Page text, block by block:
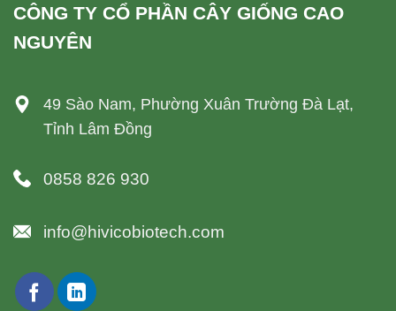
CÔNG TY CỔ PHẦN CÂY GIỐNG CAO
NGUYÊN
49 Sào Nam, Phường Xuân Trường Đà Lạt,
Tỉnh Lâm Đồng
0858 826 930
info@hivicobiotech.com